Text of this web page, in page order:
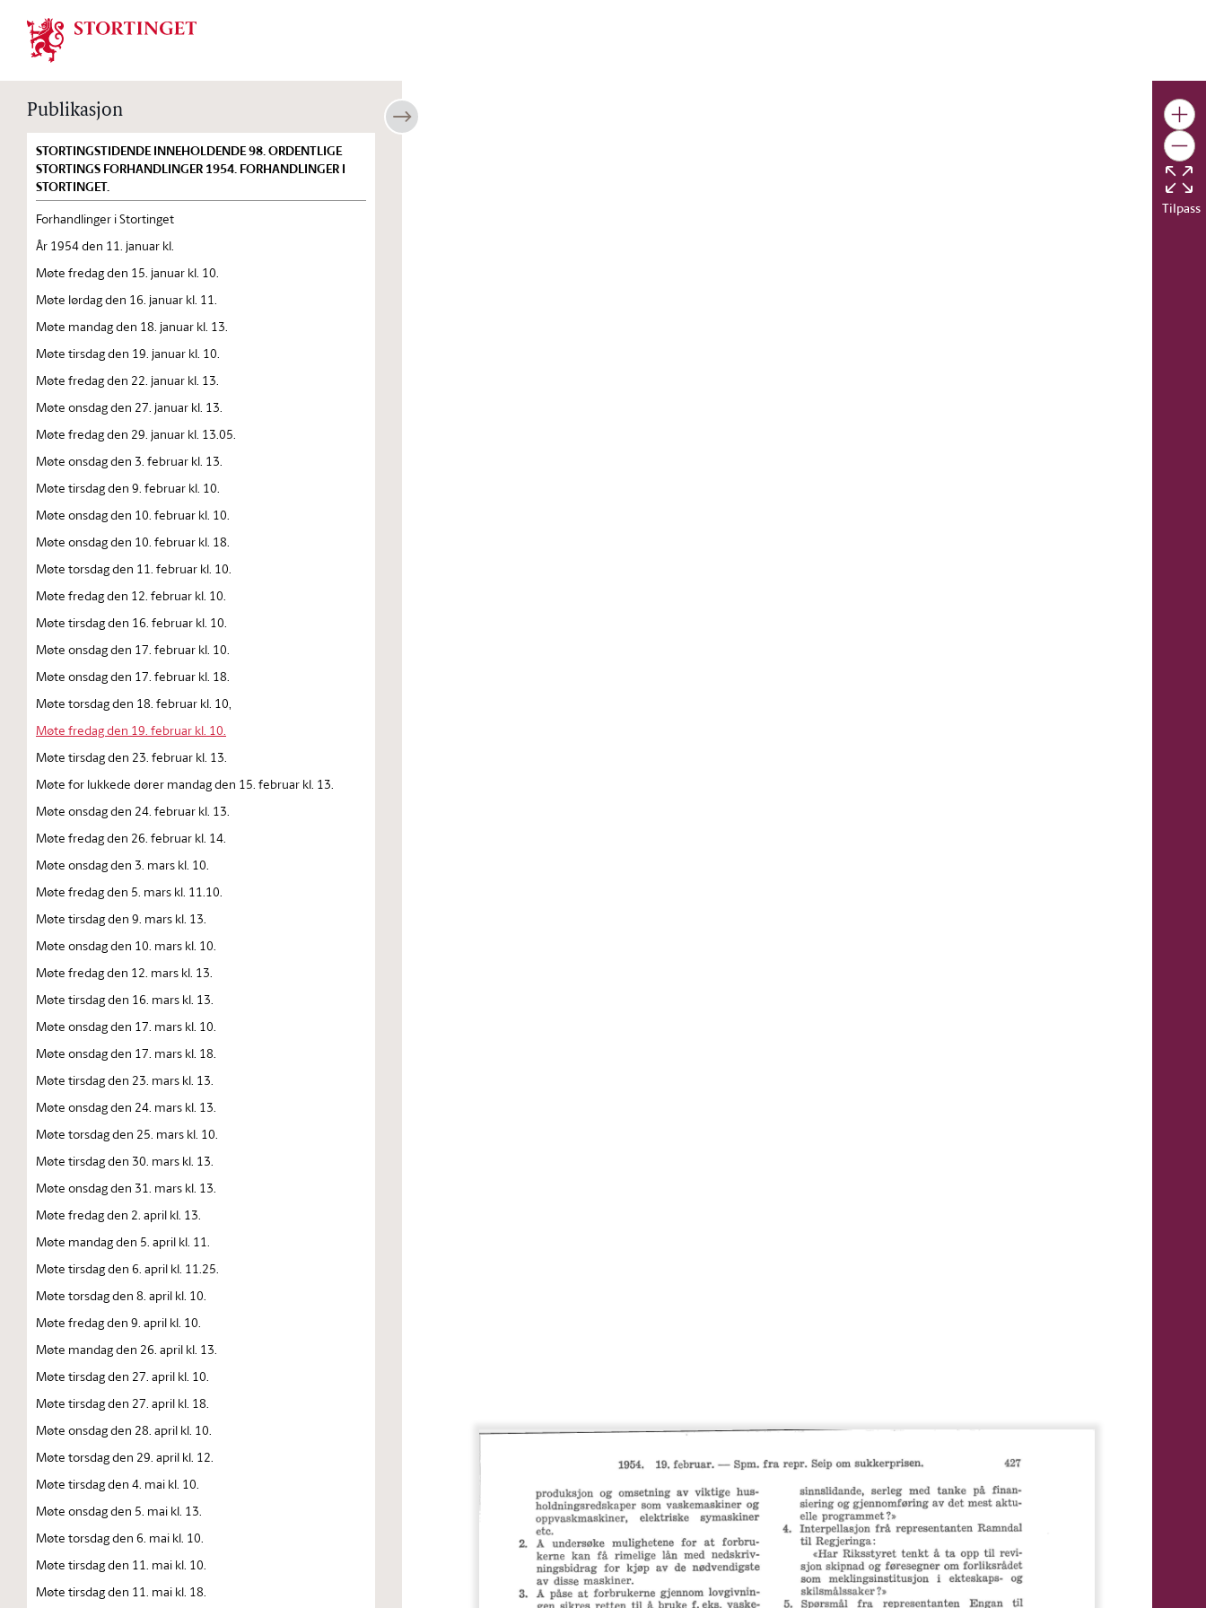
Stortinget.no
Publikasjon
STORTINGSTIDENDE INNEHOLDENDE 98. ORDENTLIGE
STORTINGS FORHANDLINGER 1954. FORHANDLINGER I
STORTINGET.
Forhandlinger i Stortinget
År 1954 den 11. januar kl.
Møte fredag den 15. januar kl. 10.
Møte lørdag den 16. januar kl. 11.
Møte mandag den 18. januar kl. 13.
Møte tirsdag den 19. januar kl. 10.
Møte fredag den 22. januar kl. 13.
Møte onsdag den 27. januar kl. 13.
Møte fredag den 29. januar kl. 13.05.
Møte onsdag den 3. februar kl. 13.
Møte tirsdag den 9. februar kl. 10.
Møte onsdag den 10. februar kl. 10.
Møte onsdag den 10. februar kl. 18.
Møte torsdag den 11. februar kl. 10.
Møte fredag den 12. februar kl. 10.
Møte tirsdag den 16. februar kl. 10.
Møte onsdag den 17. februar kl. 10.
Møte onsdag den 17. februar kl. 18.
Møte torsdag den 18. februar kl. 10,
Møte fredag den 19. februar kl. 10.
Møte tirsdag den 23. februar kl. 13.
Møte for lukkede dører mandag den 15. februar kl. 13.
Møte onsdag den 24. februar kl. 13.
Møte fredag den 26. februar kl. 14.
Møte onsdag den 3. mars kl. 10.
Møte fredag den 5. mars kl. 11.10.
Møte tirsdag den 9. mars kl. 13.
Møte onsdag den 10. mars kl. 10.
Møte fredag den 12. mars kl. 13.
Møte tirsdag den 16. mars kl. 13.
Møte onsdag den 17. mars kl. 10.
Møte onsdag den 17. mars kl. 18.
Møte tirsdag den 23. mars kl. 13.
Møte onsdag den 24. mars kl. 13.
Møte torsdag den 25. mars kl. 10.
Møte tirsdag den 30. mars kl. 13.
Møte onsdag den 31. mars kl. 13.
Møte fredag den 2. april kl. 13.
Møte mandag den 5. april kl. 11.
Møte tirsdag den 6. april kl. 11.25.
Møte torsdag den 8. april kl. 10.
Møte fredag den 9. april kl. 10.
Møte mandag den 26. april kl. 13.
Møte tirsdag den 27. april kl. 10.
Møte tirsdag den 27. april kl. 18.
Møte onsdag den 28. april kl. 10.
Møte torsdag den 29. april kl. 12.
Møte tirsdag den 4. mai kl. 10.
Møte onsdag den 5. mai kl. 13.
Møte torsdag den 6. mai kl. 10.
Møte tirsdag den 11. mai kl. 10.
Møte tirsdag den 11. mai kl. 18.